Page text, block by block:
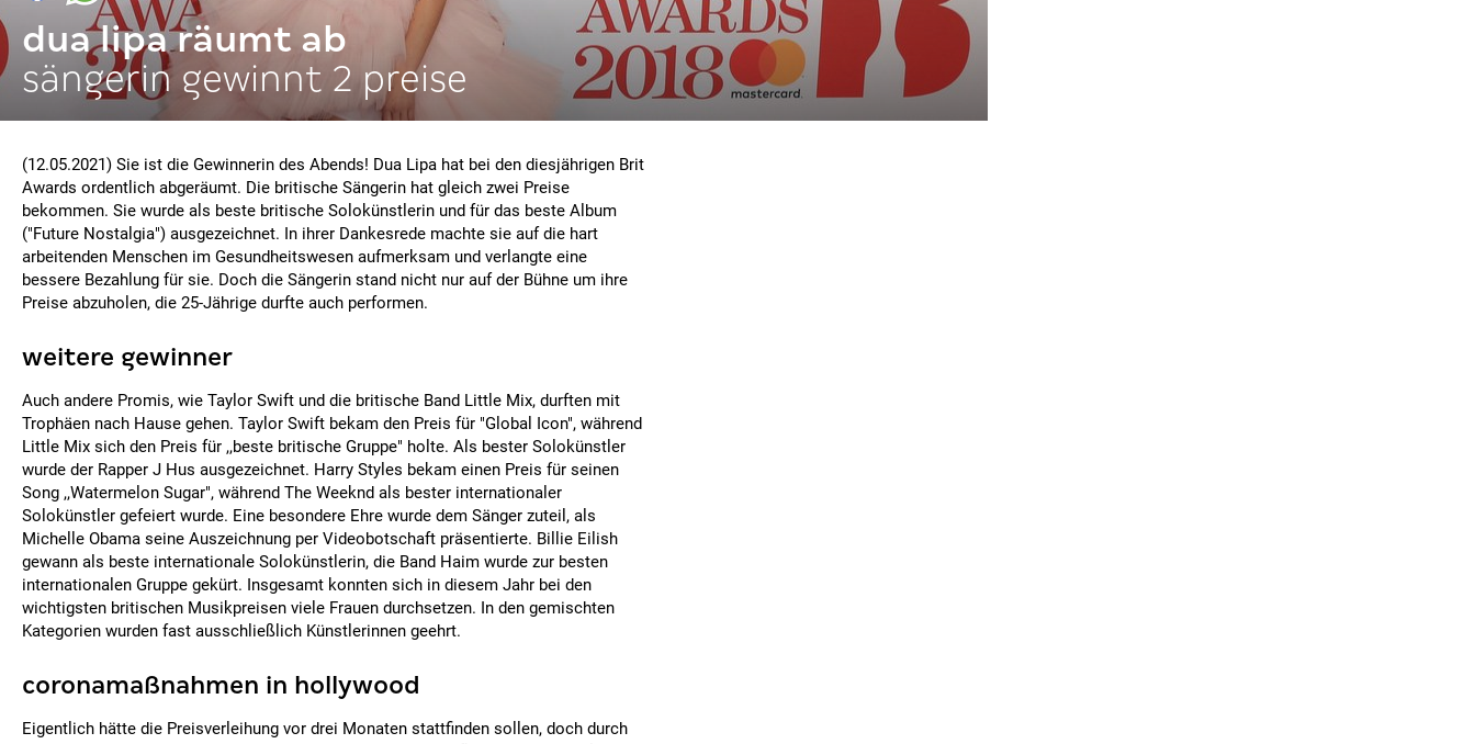
dua lipa räumt ab
sängerin gewinnt 2 preise
(12.05.2021) Sie ist die Gewinnerin des Abends! Dua Lipa hat bei den diesjährigen Brit
Awards ordentlich abgeräumt. Die britische Sängerin hat gleich zwei Preise
bekommen. Sie wurde als beste britische Solokünstlerin und für das beste Album
("Future Nostalgia") ausgezeichnet. In ihrer Dankesrede machte sie auf die hart
arbeitenden Menschen im Gesundheitswesen aufmerksam und verlangte eine
bessere Bezahlung für sie. Doch die Sängerin stand nicht nur auf der Bühne um ihre
Preise abzuholen, die 25-Jährige durfte auch performen.
weitere gewinner
Auch andere Promis, wie Taylor Swift und die britische Band Little Mix, durften mit
Trophäen nach Hause gehen. Taylor Swift bekam den Preis für "Global Icon", während
Little Mix sich den Preis für ,,beste britische Gruppe" holte. Als bester Solokünstler
wurde der Rapper J Hus ausgezeichnet. Harry Styles bekam einen Preis für seinen
Song ,,Watermelon Sugar", während The Weeknd als bester internationaler
Solokünstler gefeiert wurde. Eine besondere Ehre wurde dem Sänger zuteil, als
Michelle Obama seine Auszeichnung per Videobotschaft präsentierte. Billie Eilish
gewann als beste internationale Solokünstlerin, die Band Haim wurde zur besten
internationalen Gruppe gekürt. Insgesamt konnten sich in diesem Jahr bei den
wichtigsten britischen Musikpreisen viele Frauen durchsetzen. In den gemischten
Kategorien wurden fast ausschließlich Künstlerinnen geehrt.
coronamaßnahmen in hollywood
Eigentlich hätte die Preisverleihung vor drei Monaten stattfinden sollen, doch durch